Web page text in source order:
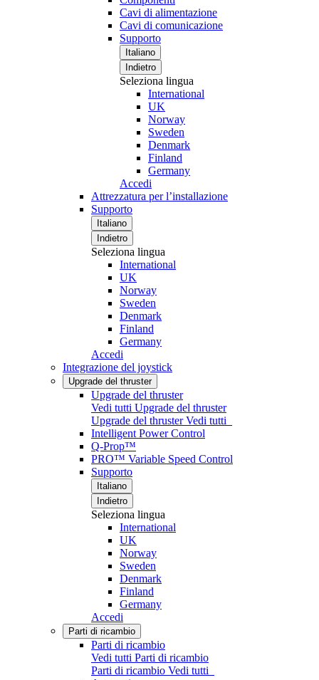
Cavi di alimentazione
Cavi di comunicazione
Supporto
Italiano
Indietro
Seleziona lingua
International
UK
Norway
Sweden
Denmark
Finland
Germany
Accedi
Attrezzatura per l’installazione
Supporto
Italiano
Indietro
Seleziona lingua
International
UK
Norway
Sweden
Denmark
Finland
Germany
Accedi
Integrazione del joystick
Upgrade del thruster
Upgrade del thruster
Vedi tutti Upgrade del thruster
Upgrade del thrusterVedi tutti
Intelligent Power Control
Q-Prop™
PRO™ Variable Speed Control
Supporto
Italiano
Indietro
Seleziona lingua
International
UK
Norway
Sweden
Denmark
Finland
Germany
Accedi
Parti di ricambio
Parti di ricambio
Vedi tutti Parti di ricambio
Parti di ricambio Vedi tutti